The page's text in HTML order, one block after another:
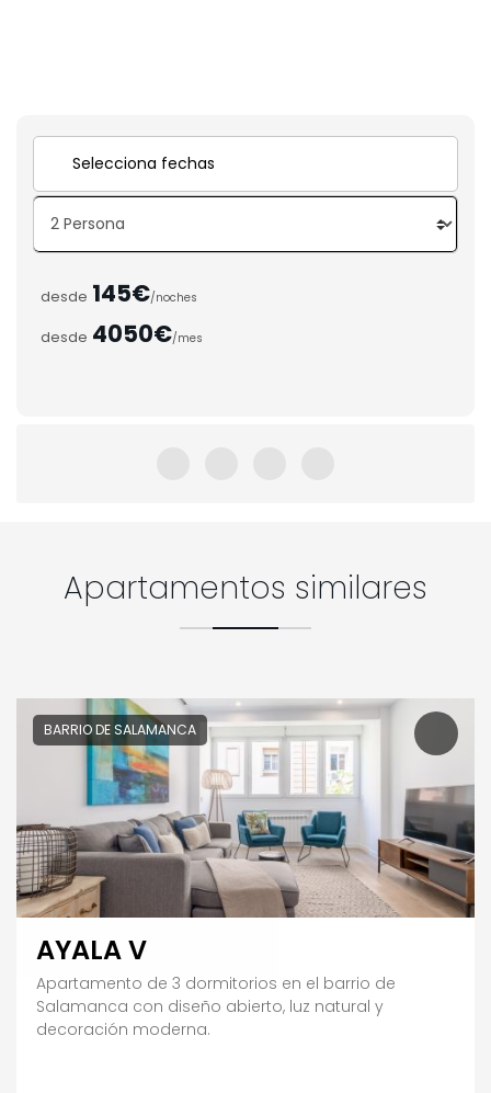
desde 145€/noches
desde 4050€/mes
Apartamentos similares
BARRIO DE SALAMANCA
AYALA V
Apartamento de 3 dormitorios en el barrio de
Salamanca con diseño abierto, luz natural y
decoración moderna.